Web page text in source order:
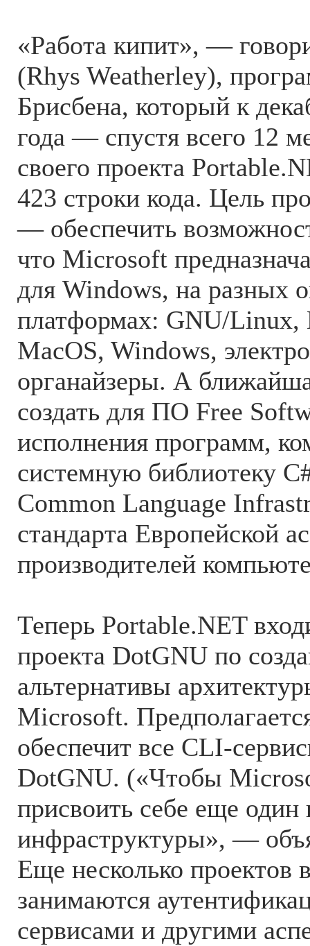
«Работа кипит», —
(Rhys Weatherley),
Брисбена, который к
года — спустя всего 12
своего проекта
423 строки кода. Цель
— обеспечить
что Microsoft
для Windows, на разных
платформах: GNU/Linux,
MacOS, Windows,
органайзеры. А
создать для ПО Free
исполнения программ,
системную библиотеку
Common Language
стандарта Европейской
производителей
Теперь Portable.NET
проекта DotGNU по
альтернативы
Microsoft.
обеспечит все CLI-
DotGNU. («Чтобы
присвоить себе еще
инфраструктуры», —
Еще несколько проектов
занимаются
сервисами и другими